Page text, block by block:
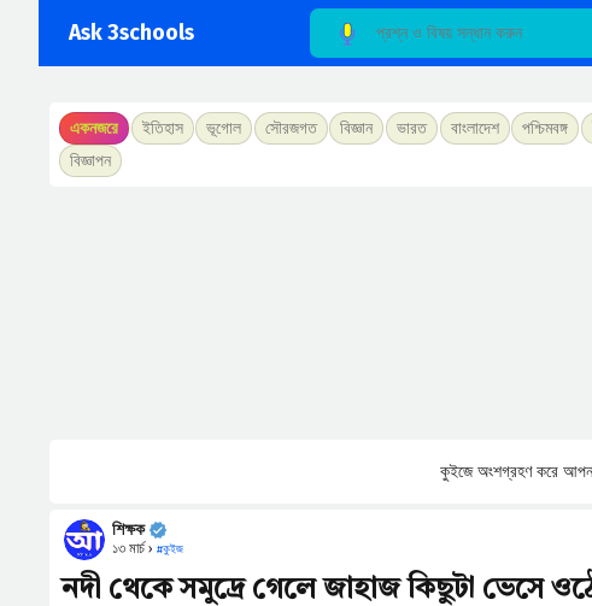
Ask 3schools
একনজরে ইতিহাস ভূগোল সৌরজগত বিজ্ঞান ভারত বাংলাদেশ পশ্চিমবঙ্গ
বিজ্ঞাপন
কুইজে অংশগ্রহণ করে
শিক্ষক
১৩ মার্চ › #কুইজ
নদী থেকে সমুদ্রে গেলে জাহাজ কিছুটা ভেসে